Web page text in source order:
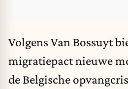
Volgens Van Bossuyt
migratiepact nieuwe
de Belgische